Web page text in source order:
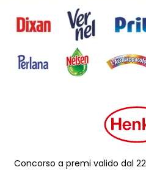
Concorso a premi valido dal